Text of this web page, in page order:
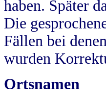
haben. Später
Die
Fällen bei
wurden
Ortsnamen